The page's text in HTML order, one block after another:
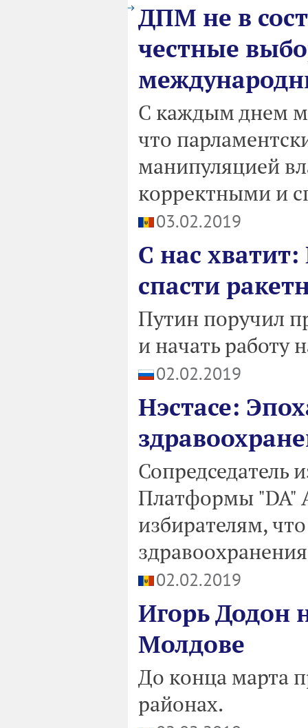
ДПМ не в
честные
С каждым днем
что
манипуляцией
корректными и
03.02.2019
С нас
спасти
Путин поручил
и начать работу
02.02.2019
Нэстасе:
Сопредседатель
Платформы "DA"
избирателям,
02.02.2019
Игорь Додон
Молдове
До конца марта
районах.